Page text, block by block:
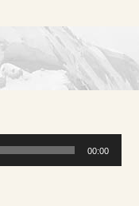
00:00